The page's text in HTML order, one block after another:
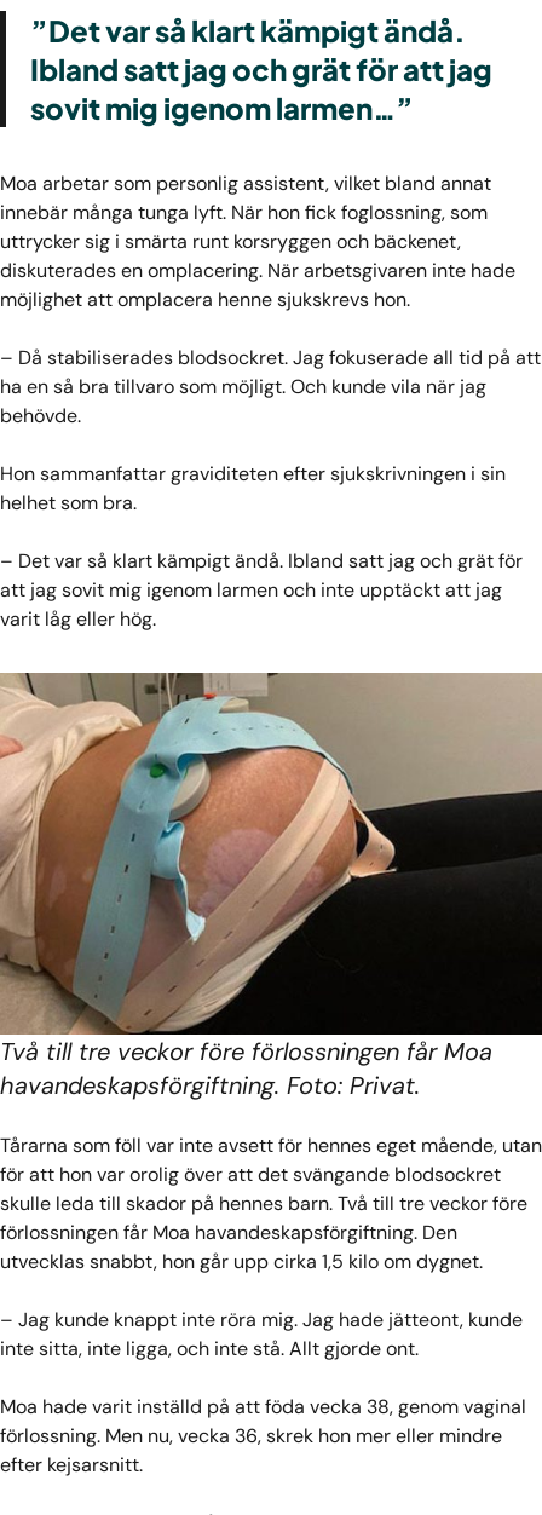
”Det var så klart kämpigt ändå.
Ibland satt jag och grät för att jag
sovit mig igenom larmen…”
Moa arbetar som personlig assistent, vilket bland annat
innebär många tunga lyft. När hon fick foglossning, som
uttrycker sig i smärta runt korsryggen och bäckenet,
diskuterades en omplacering. När arbetsgivaren inte hade
möjlighet att omplacera henne sjukskrevs hon.
– Då stabiliserades blodsockret. Jag fokuserade all tid på att
ha en så bra tillvaro som möjligt. Och kunde vila när jag
behövde.
Hon sammanfattar graviditeten efter sjukskrivningen i sin
helhet som bra.
– Det var så klart kämpigt ändå. Ibland satt jag och grät för
att jag sovit mig igenom larmen och inte upptäckt att jag
varit låg eller hög.
Två till tre veckor före förlossningen får Moa
havandeskapsförgiftning. Foto: Privat.
Tårarna som föll var inte avsett för hennes eget mående, utan
för att hon var orolig över att det svängande blodsockret
skulle leda till skador på hennes barn. Två till tre veckor före
förlossningen får Moa havandeskapsförgiftning. Den
utvecklas snabbt, hon går upp cirka 1,5 kilo om dygnet.
– Jag kunde knappt inte röra mig. Jag hade jätteont, kunde
inte sitta, inte ligga, och inte stå. Allt gjorde ont.
Moa hade varit inställd på att föda vecka 38, genom vaginal
förlossning. Men nu, vecka 36, skrek hon mer eller mindre
efter kejsarsnitt.